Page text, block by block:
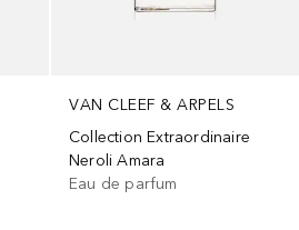
VAN CLEEF & ARPELS
Collection Extraordinaire
Neroli Amara
Eau de parfum